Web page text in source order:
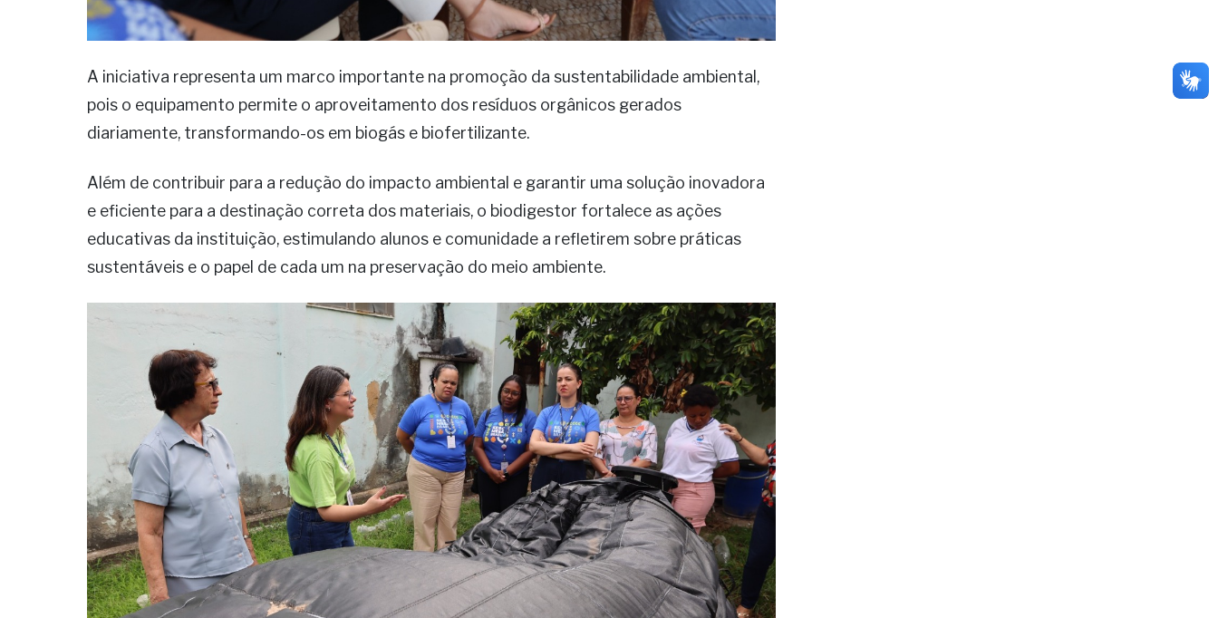
A iniciativa representa um marco importante na promoção da sustentabilidade ambiental,
pois o equipamento permite o aproveitamento dos resíduos orgânicos gerados
diariamente, transformando-os em biogás e biofertilizante.
Além de contribuir para a redução do impacto ambiental e garantir uma solução inovadora
e eficiente para a destinação correta dos materiais, o biodigestor fortalece as ações
educativas da instituição, estimulando alunos e comunidade a refletirem sobre práticas
sustentáveis e o papel de cada um na preservação do meio ambiente.